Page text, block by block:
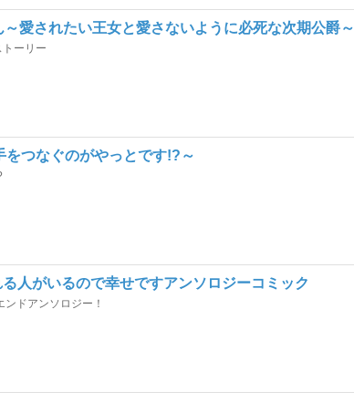
愛されたい王女と愛さないように必死な次期公爵～
ーリー
をつなぐのがやっとです!?～
人がいるので幸せですアンソロジーコミック
ドアンソロジー！